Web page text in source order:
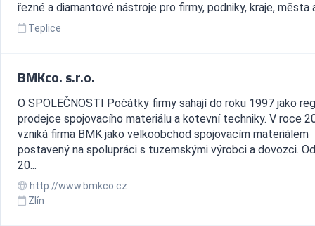
řezné a diamantové nástroje pro firmy, podniky, kraje, města
Teplice
BMKco. s.r.o.
O SPOLEČNOSTI Počátky firmy sahají do roku 1997 jako
prodejce spojovacího materiálu a kotevní techniky. V roce
vzniká firma BMK jako velkoobchod spojovacím materiálem
postavený na spolupráci s tuzemskými výrobci a dovozci.
20...
http://www.bmkco.cz
Zlín